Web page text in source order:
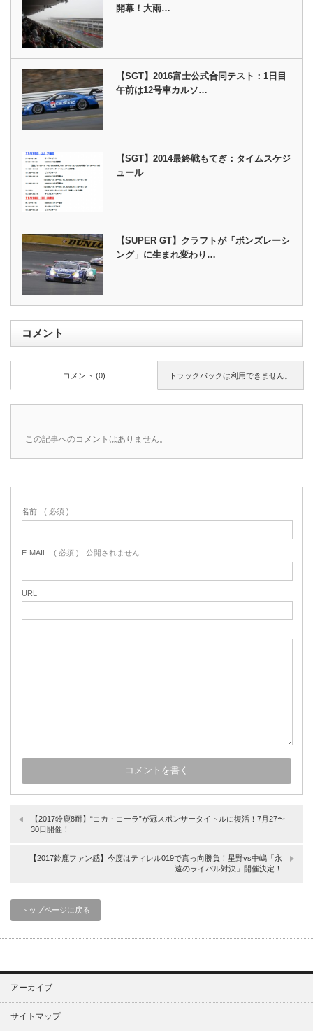
開幕！大雨…
【SGT】2016富士公式合同テスト：1日目
午前は12号車カルソ…
【SGT】2014最終戦もてぎ：タイムスケジ
ュール
【SUPER GT】クラフトが「ボンズレーシ
ング」に生まれ変わり…
コメント
トラックバックは利用できません。
コメント (0)
この記事へのコメントはありません。
名前 ( 必須 )
E-MAIL ( 必須 ) - 公開されません -
URL
【2017鈴鹿8耐】“コカ・コーラ”が冠スポンサータイトルに復活！7月27〜
30日開催！
【2017鈴鹿ファン感】今度はティレル019で真っ向勝負！星野vs中嶋「永
遠のライバル対決」開催決定！
トップページに戻る
アーカイブ
サイトマップ